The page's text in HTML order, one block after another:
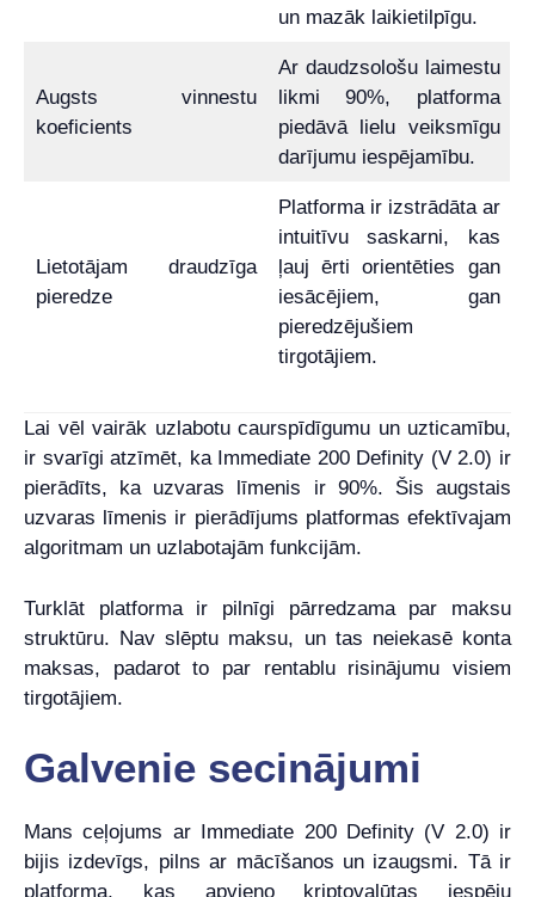
un mazāk laikietilpīgu.
Augsts vinnestu
koeficients
Ar daudzsološu laimestu
likmi 90%, platforma
piedāvā lielu veiksmīgu
darījumu iespējamību.
Lietotājam draudzīga
pieredze
Platforma ir izstrādāta ar
intuitīvu saskarni, kas
ļauj ērti orientēties gan
iesācējiem, gan
pieredzējušiem
tirgotājiem.
Lai vēl vairāk uzlabotu caurspīdīgumu un uzticamību,
ir svarīgi atzīmēt, ka Immediate 200 Definity (V 2.0) ir
pierādīts, ka uzvaras līmenis ir 90%. Šis augstais
uzvaras līmenis ir pierādījums platformas efektīvajam
algoritmam un uzlabotajām funkcijām.
Turklāt platforma ir pilnīgi pārredzama par maksu
struktūru. Nav slēptu maksu, un tas neiekasē konta
maksas, padarot to par rentablu risinājumu visiem
tirgotājiem.
Galvenie secinājumi
Mans ceļojums ar Immediate 200 Definity (V 2.0) ir
bijis izdevīgs, pilns ar mācīšanos un izaugsmi. Tā ir
platforma, kas apvieno kriptovalūtas iespēju